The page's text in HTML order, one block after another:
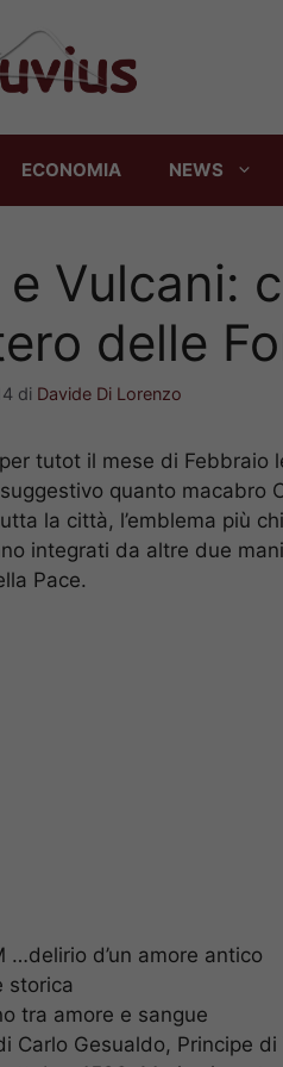
ECONOMIA NEWS
e Vulcani:
delle
di Davide Di Lorenzo
tutot il mese di Febbraio
quanto macabro
la città, l’emblema più
integrati da altre due
Pace.
…delirio d’un amore antico
storica
tra amore e sangue
Carlo Gesualdo, Principe